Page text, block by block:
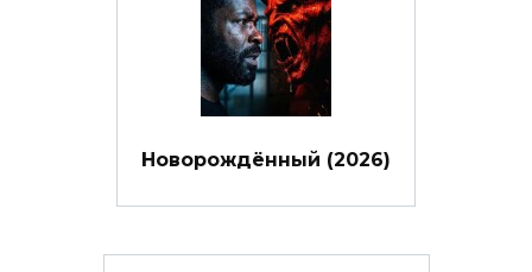
Новорождённый (2026)